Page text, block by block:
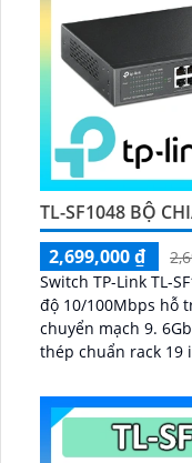
TL-SF1048 BỘ
2,699,000 ₫
Switch TP-Link TL-
độ 10/100Mbps hỗ
chuyển mạch 9.
thép chuẩn rack 19